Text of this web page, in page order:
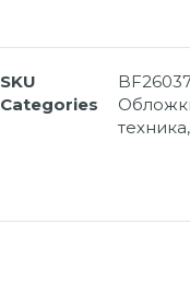
SKU
Categories
техника,